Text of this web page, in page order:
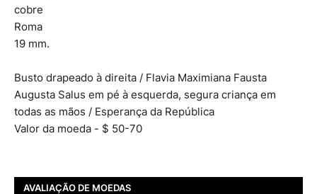
cobre
Roma
19 mm.
Busto drapeado à direita / Flavia Maximiana Fausta
Augusta Salus em pé à esquerda, segura criança em
todas as mãos / Esperança da República
Valor da moeda - $ 50-70
AVALIAÇÃO DE MOEDAS